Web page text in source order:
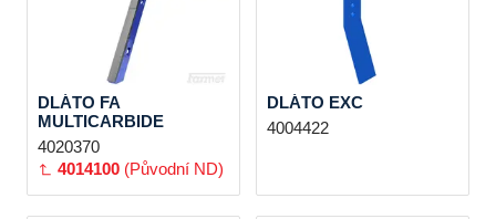
DLÁTO FA
MULTICARBIDE
4020370
4014100 (Původní ND)
DLÁTO EXC
4004422